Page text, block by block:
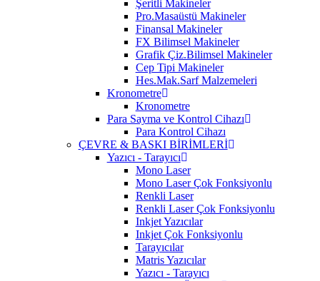
Şeritli Makineler
Pro.Masaüstü Makineler
Finansal Makineler
FX Bilimsel Makineler
Grafik Çiz.Bilimsel Makineler
Cep Tipi Makineler
Hes.Mak.Sarf Malzemeleri
Kronometre
Kronometre
Para Sayma ve Kontrol Cihazı
Para Kontrol Cihazı
ÇEVRE & BASKI BİRİMLERİ
Yazıcı - Tarayıcı
Mono Laser
Mono Laser Çok Fonksiyonlu
Renkli Laser
Renkli Laser Çok Fonksiyonlu
Inkjet Yazıcılar
Inkjet Çok Fonksiyonlu
Tarayıcılar
Matris Yazıcılar
Yazıcı - Tarayıcı